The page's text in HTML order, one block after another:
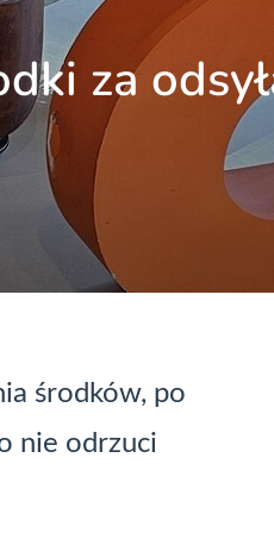
za
środków, po
nie odrzuci